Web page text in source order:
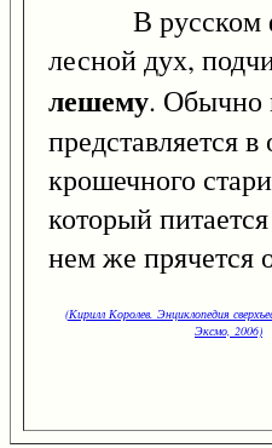
В русском
лесной дух,
лешему. Обычно
представляется в
крошечного
который
нем же прячется
(Кирилл Королев. Энциклопедия
Эксмо, 2006)